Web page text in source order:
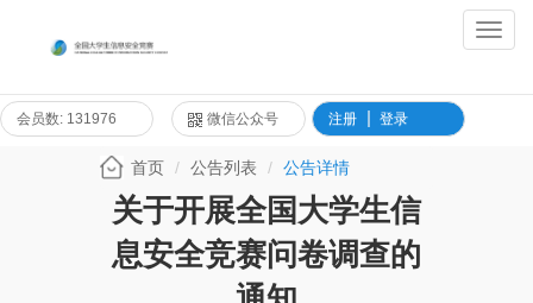
会员数: 131976 微信公众号 注册 登录
首页 公告列表 公告详情
关于开展全国大学生信
息安全竞赛问卷调查的